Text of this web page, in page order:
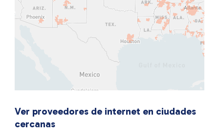
Ver proveedores de internet en ciudades
cercanas